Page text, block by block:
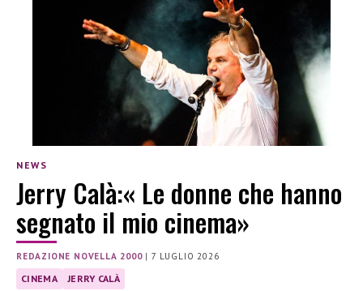
NEWS
Jerry Calà:« Le donne che hanno
segnato il mio cinema»
REDAZIONE NOVELLA 2000|7 LUGLIO 2026
CINEMA JERRY CALÀ